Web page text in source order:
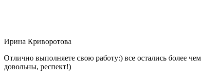
Ирина Криворотова
Отлично выполняете свою работу:) все остались более чем
довольны, респект!)